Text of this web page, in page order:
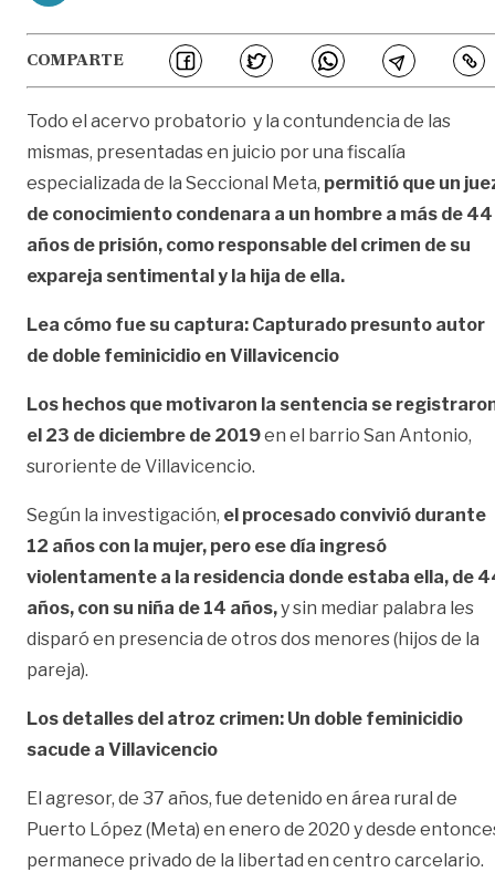
COMPARTE
Todo el acervo probatorio y la contundencia de las
mismas, presentadas en juicio por una fiscalía
especializada de la Seccional Meta, permitió que un
de conocimiento condenara a un hombre a más de 44
años de prisión, como responsable del crimen de su
expareja sentimental y la hija de ella.
Lea cómo fue su captura: Capturado presunto autor
de doble feminicidio en Villavicencio
Los hechos que motivaron la sentencia se
el 23 de diciembre de 2019en el barrio San Antonio,
suroriente de Villavicencio.
Según la investigación, el procesado convivió durante
12 años con la mujer, pero ese día ingresó
violentamente a la residencia donde estaba ella, de
años, con su niña de 14 años,y sin mediar palabra les
disparó en presencia de otros dos menores (hijos de la
pareja).
Los detalles del atroz crimen: Un doble feminicidio
sacude a Villavicencio
El agresor, de 37 años, fue detenido en área rural de
Puerto López (Meta) en enero de 2020 y desde
permanece privado de la libertad en centro carcelario.